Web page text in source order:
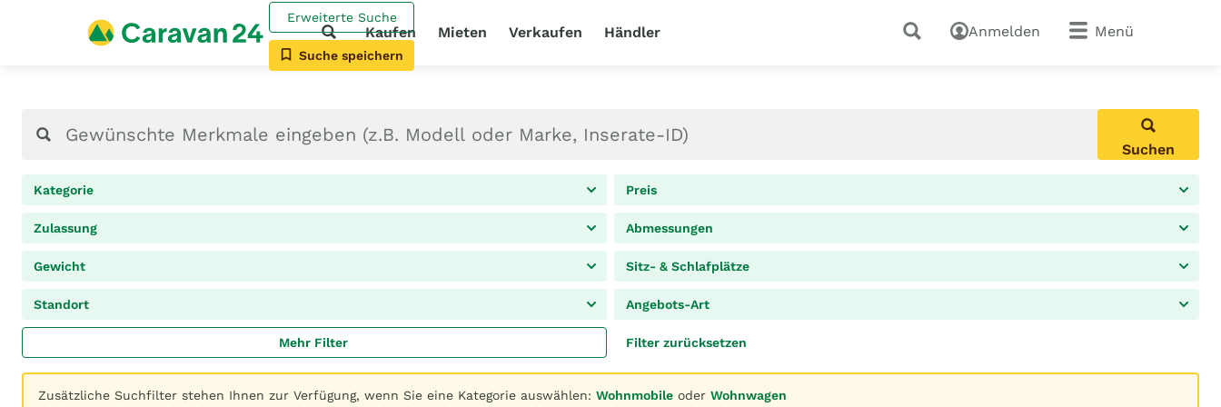
Kaufen Mieten Verkaufen Händler Anmelden Menü
Erweiterte Suche
Suche speichern
Suchen
Kategorie Preis
Zulassung Abmessungen
Gewicht Sitz- & Schlafplätze
Standort Angebots-Art
Mehr Filter Filter zurücksetzen
Zusätzliche Suchfilter stehen Ihnen zur Verfügung, wenn Sie eine Kategorie auswählen: Wohnmobile oder Wohnwagen